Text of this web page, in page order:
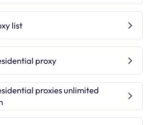
list
proxy
proxies unlimited